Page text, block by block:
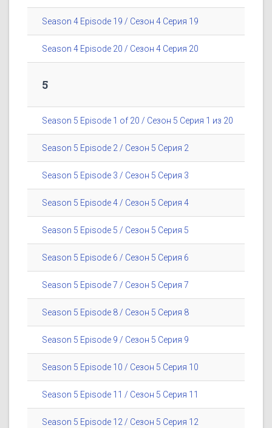
Season 4 Episode 19 / Сезон 4 Серия 19
Season 4 Episode 20 / Сезон 4 Серия 20
5
Season 5 Episode 1 of 20 / Сезон 5 Серия 1 из 20
Season 5 Episode 2 / Сезон 5 Серия 2
Season 5 Episode 3 / Сезон 5 Серия 3
Season 5 Episode 4 / Сезон 5 Серия 4
Season 5 Episode 5 / Сезон 5 Серия 5
Season 5 Episode 6 / Сезон 5 Серия 6
Season 5 Episode 7 / Сезон 5 Серия 7
Season 5 Episode 8 / Сезон 5 Серия 8
Season 5 Episode 9 / Сезон 5 Серия 9
Season 5 Episode 10 / Сезон 5 Серия 10
Season 5 Episode 11 / Сезон 5 Серия 11
Season 5 Episode 12 / Сезон 5 Серия 12